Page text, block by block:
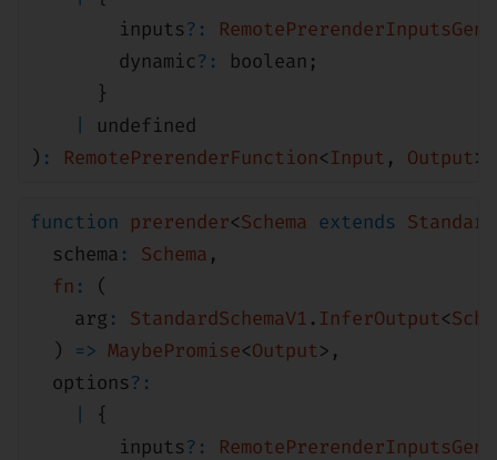
inputs?:
dynamic?: boolean ;
}
undefined
) : RemotePrerenderFunction<Input , Output>;
function prerender<Schema extends
schema : Schema ,
fn :
(
arg : StandardSchemaV1 . InferOutput<
)
=> MaybePromise<Output> ,
options?:
{
inputs?: